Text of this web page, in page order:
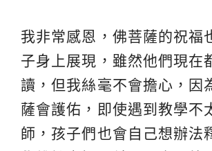
我非常感恩，佛菩薩的祝福
子身上展現，雖然他們現在
讀，但我絲毫不會擔心，因
薩會護佑，即使遇到教學不
師，孩子們也會自己想辦法